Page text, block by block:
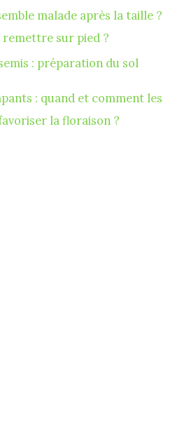
malade après la taille ?
remettre sur pied ?
: préparation du sol
: quand et comment les
la floraison ?